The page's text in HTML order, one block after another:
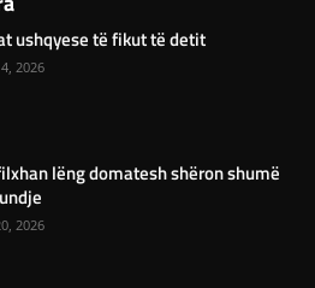
ushqyese të fikut të detit
2026
lëng domatesh shëron shumë
2026